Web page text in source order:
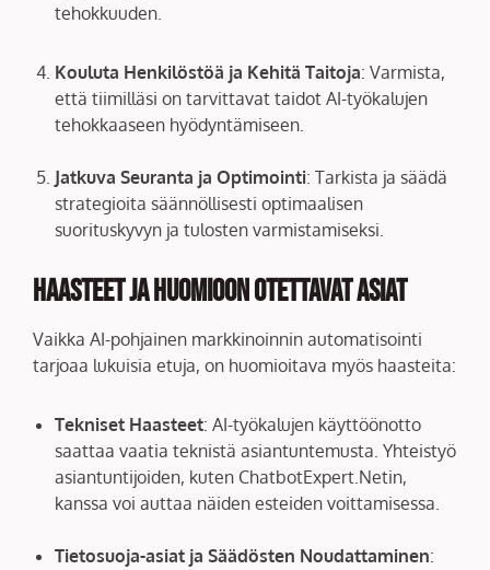
tehokkuuden.
Kouluta Henkilöstöä ja Kehitä Taitoja: Varmista,
että tiimilläsi on tarvittavat taidot AI-työkalujen
tehokkaaseen hyödyntämiseen.
Jatkuva Seuranta ja Optimointi: Tarkista ja säädä
strategioita säännöllisesti optimaalisen
suorituskyvyn ja tulosten varmistamiseksi.
Haasteet ja Huomioon Otettavat Asiat
Vaikka AI-pohjainen markkinoinnin automatisointi
tarjoaa lukuisia etuja, on huomioitava myös haasteita:
Tekniset Haasteet: AI-työkalujen käyttöönotto
saattaa vaatia teknistä asiantuntemusta. Yhteistyö
asiantuntijoiden, kuten ChatbotExpert.Netin,
kanssa voi auttaa näiden esteiden voittamisessa.
Tietosuoja-asiat ja Säädösten Noudattaminen: